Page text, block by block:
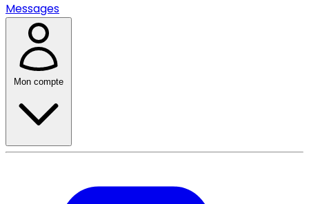
Messages
Mon compte